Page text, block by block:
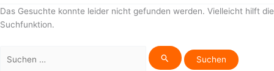
Das Gesuchte konnte leider nicht gefunden werden. Vielleicht hilft die
Suchfunktion.
nach: